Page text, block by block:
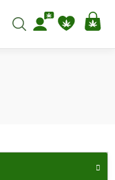
Hledat